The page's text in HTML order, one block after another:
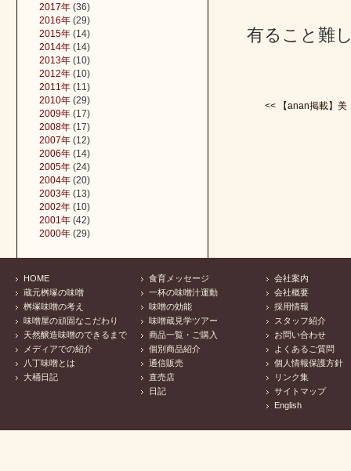
有ること難
<< 【anan掲載】美
2017年 (36)
2016年 (29)
2015年 (14)
2014年 (14)
2013年 (10)
2012年 (10)
2011年 (11)
2010年 (29)
2009年 (17)
2008年 (17)
2007年 (12)
2006年 (14)
2005年 (24)
2004年 (20)
2003年 (13)
2002年 (10)
2001年 (42)
2000年 (29)
HOME
蔵元桝塚の味噌
桝塚味噌の考え
味噌屋の頑固なこだわり
天然醸造味噌のできるまで
メディアでの紹介
八丁味噌とは
大桶日記
食育メッセージ
一杯の味噌汁運動
味噌の効能
味噌蔵見学ツアー
商品一覧・ご購入
個別商品紹介
通信販売
直売店
日記
会社案内
会社概要
採用情報
スタッフ紹介
お問い合わせ
よくあるご質問
個人情報保護方針
リンク集
サイトマップ
English